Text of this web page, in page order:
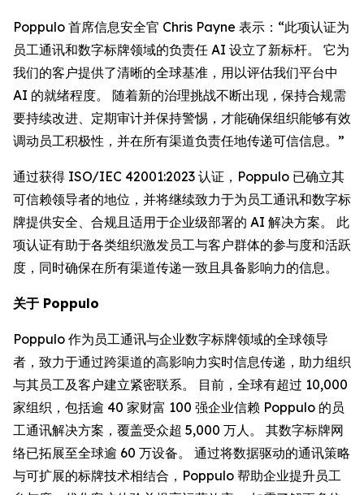
Poppulo 首席信息安全官 Chris Payne 表示：“此项认证为
员工通讯和数字标牌领域的负责任 AI 设立了新标杆。 它为
我们的客户提供了清晰的全球基准，用以评估我们平台中
AI 的就绪程度。 随着新的治理挑战不断出现，保持合规需
要持续改进、定期审计并保持警惕，才能确保组织能够有效
调动员工积极性，并在所有渠道负责任地传递可信信息。”
通过获得 ISO/IEC 42001:2023 认证，Poppulo 已确立其
可信赖领导者的地位，并将继续致力于为员工通讯和数字标
牌提供安全、合规且适用于企业级部署的 AI 解决方案。 此
项认证有助于各类组织激发员工与客户群体的参与度和活跃
度，同时确保在所有渠道传递一致且具备影响力的信息。
关于 Poppulo
Poppulo 作为员工通讯与企业数字标牌领域的全球领导
者，致力于通过跨渠道的高影响力实时信息传递，助力组织
与其员工及客户建立紧密联系。 目前，全球有超过 10,000
家组织，包括逾 40 家财富 100 强企业信赖 Poppulo 的员
工通讯解决方案，覆盖受众超 5,000 万人。 其数字标牌网
络已拓展至全球逾 60 万设备。 通过将数据驱动的通讯策略
与可扩展的标牌技术相结合，Poppulo 帮助企业提升员工